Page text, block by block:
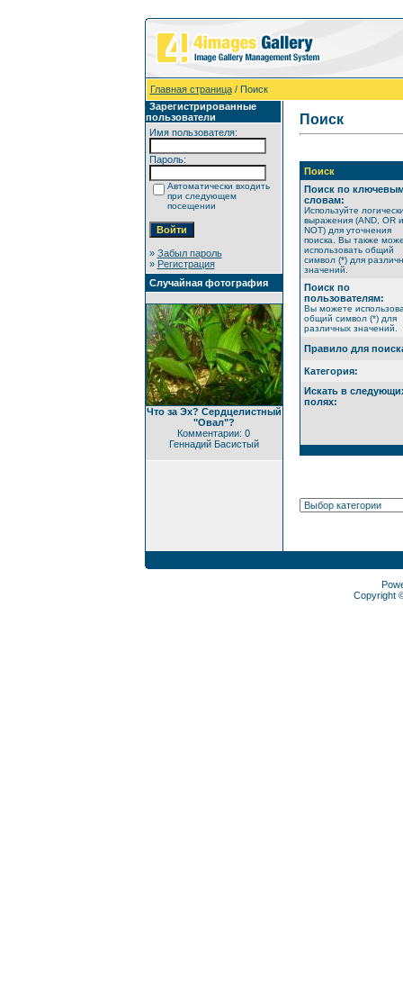
Главная страница/ Поиск
Зарегистрированные
пользователи
Имя пользователя:
Пароль:
Автоматически входить
при следующем
посещении
» Забыл пароль
» Регистрация
Случайная фотография
Что за Эх? Сердцелистный
"Овал"?
Комментарии: 0
Геннадий Басистый
Поиск
Поиск
Поиск по
словам:
Используйте
выражения (AND, OR и
NOT) для уточнения
поиска. Вы также
использовать общий
символ (*) для
значений.
Поиск по
пользователям:
Вы можете
общий символ (*) для
различных значений.
Правило для
Категория:
Искать в
полях:
Copyright